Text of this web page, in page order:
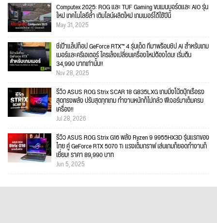
Computex 2025: ROG และ TUF Gaming ขนเมนบอร์ดและ AIO รุ่น
ใหม่ เทคโนโลยีล้ำ เติมไลน์ผลิตใหม่ เกมเมอร์ได้ใช้ปีนี้
May 31, 2025
ชี้เป้าแล็ปท็อป GeForce RTX™ 4 รุ่นเด็ด ที่มาพร้อมชิป AI สำหรับเกม
เมอร์และครีเอเตอร์ ใครเล็งเปลี่ยนเครื่องใหม่ต้องโดน! เริ่มต้น
34,990 บาทเท่านั้น!!
Nov 28, 2025
รีวิว ASUS ROG Strix SCAR 18 G835LXG เกมมิ่งโน้ตบุ๊กเรือธง
สุดทรงพลัง ปรับสุดทุกเกม ทำงานหนักก็ไม่กลัว ฟีเจอร์มาเต็มครบ
เครื่อง!!
Jul 28, 2026
รีวิว ASUS ROG Strix G16 พลัง Ryzen 9 9955HX3D รุ่นแรกของ
ไทย คู่ GeForce RTX 5070 Ti แรงเต็มกราฟ เล่นเกมก็ยอดทำงานก็
เยี่ยม! ราคา 89,990 บาท
Jun 5, 2025